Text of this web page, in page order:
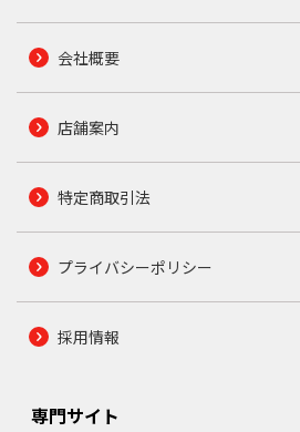
会社概要
店舗案内
特定商取引法
プライバシーポリシー
採用情報
専門サイト